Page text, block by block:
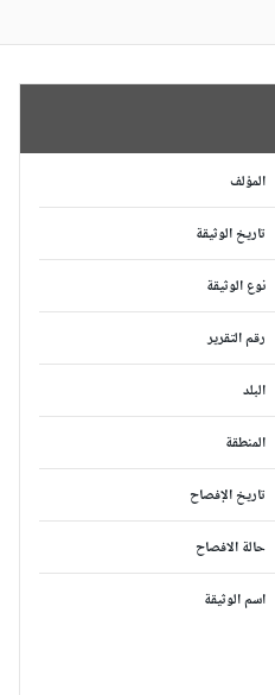
المؤلف
تاريخ الوثيقة
نوع الوثيقة
رقم التقرير
البلد
المنطقة
تاريخ الإفصاح
حالة الافصاح
اسم الوثيقة